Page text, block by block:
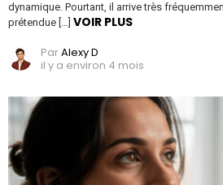
dynamique. Pourtant, il arrive très
prétendue […] VOIR PLUS
ParAlexy D
il y a environ 4 mois